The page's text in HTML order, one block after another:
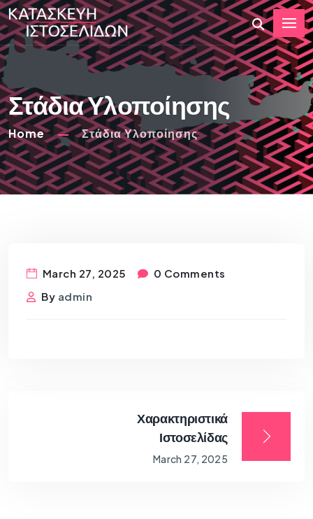
Στάδια Υλοποίησης
Home Στάδια Υλοποίησης
March 27, 2025
0 Comments
By admin
Χαρακτηριστικά
Ιστοσελίδας
March 27, 2025